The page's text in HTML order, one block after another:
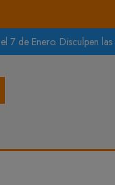
7 de Enero. Disculpen las